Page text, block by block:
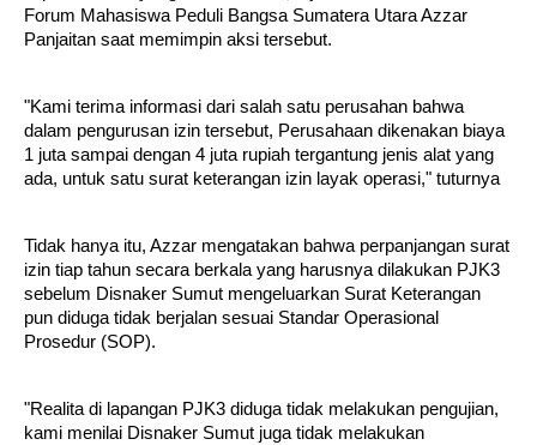
Forum Mahasiswa Peduli Bangsa Sumatera Utara Azzar
Panjaitan saat memimpin aksi tersebut.
"Kami terima informasi dari salah satu perusahan bahwa
dalam pengurusan izin tersebut, Perusahaan dikenakan biaya
1 juta sampai dengan 4 juta rupiah tergantung jenis alat yang
ada, untuk satu surat keterangan izin layak operasi," tuturnya
Tidak hanya itu, Azzar mengatakan bahwa perpanjangan surat
izin tiap tahun secara berkala yang harusnya dilakukan PJK3
sebelum Disnaker Sumut mengeluarkan Surat Keterangan
pun diduga tidak berjalan sesuai Standar Operasional
Prosedur (SOP).
"Realita di lapangan PJK3 diduga tidak melakukan pengujian,
kami menilai Disnaker Sumut juga tidak melakukan